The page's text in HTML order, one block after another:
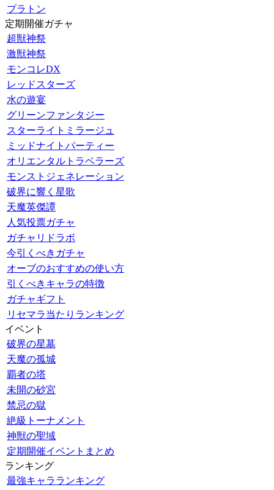
プラトン
定期開催ガチャ
超獣神祭
激獣神祭
モンコレDX
レッドスターズ
水の遊宴
グリーンファンタジー
スターライトミラージュ
ミッドナイトパーティー
オリエンタルトラベラーズ
モンストジェネレーション
破界に響く星歌
天魔英傑譚
人気投票ガチャ
ガチャリドラボ
今引くべきガチャ
オーブのおすすめの使い方
引くべきキャラの特徴
ガチャギフト
リセマラ当たりランキング
イベント
破界の星墓
天魔の孤城
覇者の塔
未開の砂宮
禁忌の獄
絶級トーナメント
神獣の聖域
定期開催イベントまとめ
ランキング
最強キャラランキング